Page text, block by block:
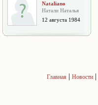
Nataliano
Натали Наталья
12 августа 1984
Главная | Новости|